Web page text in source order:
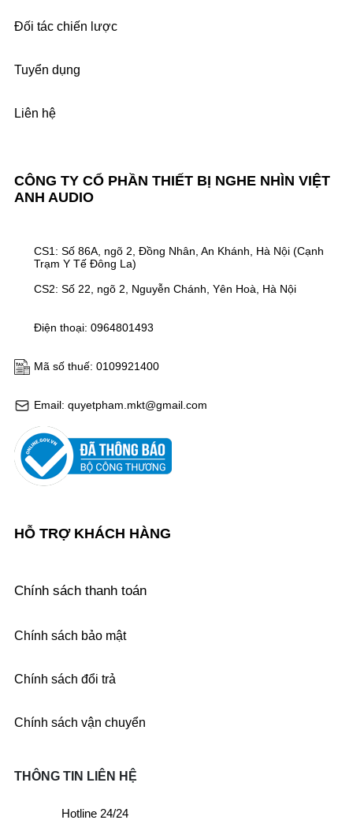
CÔNG TY CỔ PHẦN THIẾT BỊ NGHE NHÌN VIỆT
ANH AUDIO
Email: quyetpham.mkt@gmail.com
Mã số thuế: 0109921400
Điện thoại: 0964801493
CS1: Số 86A, ngõ 2, Đồng Nhân, An Khánh, Hà Nội (Cạnh
Trạm Y Tế Đông La)
CS2: Số 22, ngõ 2, Nguyễn Chánh, Yên Hoà, Hà Nội
Đối tác chiến lược
Tuyển dụng
Liên hệ
HỖ TRỢ KHÁCH HÀNG
Chính sách thanh toán
Chính sách bảo mật
Chính sách đổi trả
Chính sách vận chuyển
THÔNG TIN LIÊN HỆ
Hotline 24/24